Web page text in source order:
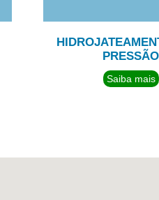
PRESSÃO
Saiba mais